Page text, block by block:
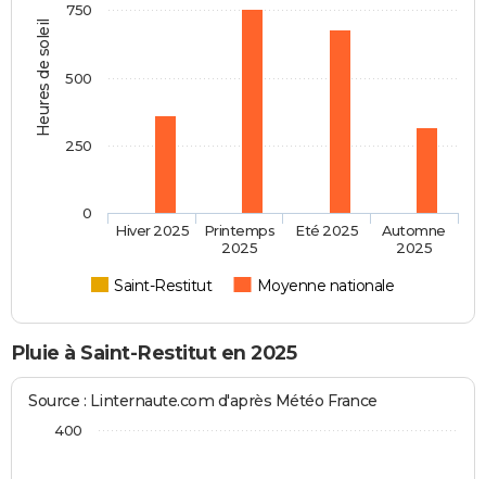
Heures de soleil
Saint-Restitut Moyenne nationale
Hiver 2025
Printemps
2025
Eté 2025
Automne
2025
0
250
500
750
Pluie à Saint-Restitut en 2025
Source : Linternaute.com d'après Météo France
400